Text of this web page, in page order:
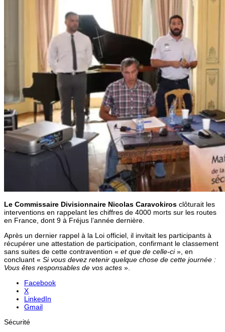
Le Commissaire Divisionnaire Nicolas Caravokiros clôturait les
interventions en rappelant les chiffres de 4000 morts sur les routes
en France, dont 9 à Fréjus l’année dernière.
Après un dernier rappel à la Loi officiel, il invitait les participants à
récupérer une attestation de participation, confirmant le classement
sans suites de cette contravention « et que de celle-ci», en
concluant « Si vous devez retenir quelque chose de cette journée :
Vous êtes responsables de vos actes ».
Facebook
X
LinkedIn
Gmail
Sécurité